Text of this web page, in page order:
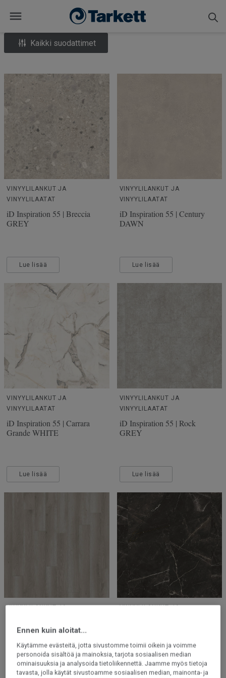
Kaikki suodattimet
VINYYLILANKUT JA
VINYYLILAATAT
iD Inspiration 55 | Breccia
GREY
Lue lisää
VINYYLILANKUT JA
VINYYLILAATAT
iD Inspiration 55 | Century
DAWN
Lue lisää
VINYYLILANKUT JA
VINYYLILAATAT
iD Inspiration 55 | Carrara
Grande WHITE
Lue lisää
VINYYLILANKUT JA
VINYYLILAATAT
iD Inspiration 55 | Rock
GREY
Lue lisää
VINYYLILANKUT JA
iD Inspiration 55 |
Contemporary Oak GREY
VINYYLILANKUT JA
Grande BLACK
Ennen kuin aloitat...
Käytämme evästeitä, jotta sivustomme toimii oikein ja voimme
personoida sisältöä ja mainoksia, tarjota sosiaalisen median
ominaisuuksia ja analysoida tietoliikennettä. Jaamme myös tietoja
tavasta, jolla käytät sivustoamme sosiaalisen median, mainonta- ja